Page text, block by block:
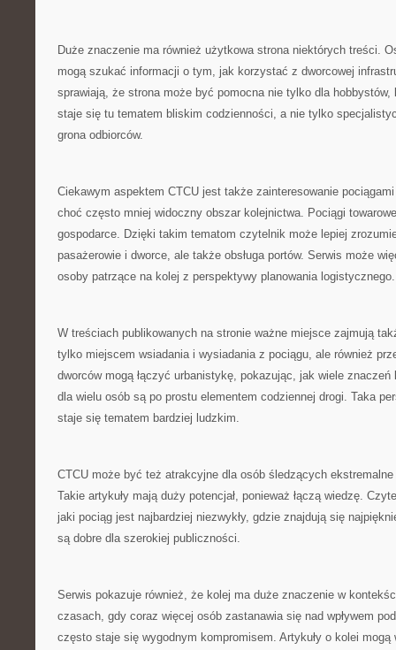
Duże znaczenie ma również użytkowa strona niektórych treści.
mogą szukać informacji o tym, jak korzystać z dworcowej
sprawiają, że strona może być pomocna nie tylko dla
staje się tu tematem bliskim codzienności, a nie tylko
grona odbiorców.
Ciekawym aspektem CTCU jest także zainteresowanie
choć często mniej widoczny obszar kolejnictwa. Pociągi
gospodarce. Dzięki takim tematom czytelnik może lepiej
pasażerowie i dworce, ale także obsługa portów. Serwis może
osoby patrzące na kolej z perspektywy planowania logistycznego.
W treściach publikowanych na stronie ważne miejsce zajmują
tylko miejscem wsiadania i wysiadania z pociągu, ale również
dworców mogą łączyć urbanistykę, pokazując, jak wiele
dla wielu osób są po prostu elementem codziennej drogi. Taka
staje się tematem bardziej ludzkim.
CTCU może być też atrakcyjne dla osób śledzących
Takie artykuły mają duży potencjał, ponieważ łączą wiedzę.
jaki pociąg jest najbardziej niezwykły, gdzie znajdują się
są dobre dla szerokiej publiczności.
Serwis pokazuje również, że kolej ma duże znaczenie w
czasach, gdy coraz więcej osób zastanawia się nad wpływem
często staje się wygodnym kompromisem. Artykuły o kolei